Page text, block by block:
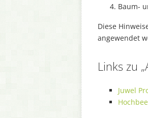
Baum-
Diese
angewendet
Links zu
Juwel